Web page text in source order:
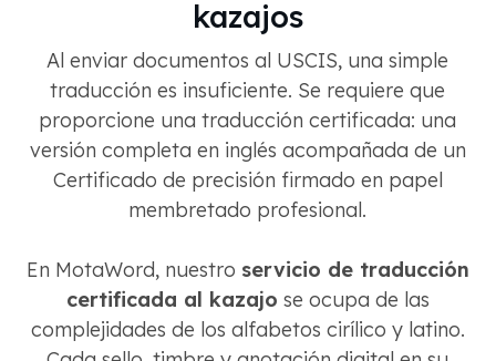
kazajos
Al enviar documentos al USCIS, una simple
traducción es insuficiente. Se requiere que
proporcione una traducción certificada: una
versión completa en inglés acompañada de un
Certificado de precisión firmado en papel
membretado profesional.
En MotaWord, nuestro servicio de traducción
certificada al kazajo se ocupa de las
complejidades de los alfabetos cirílico y latino.